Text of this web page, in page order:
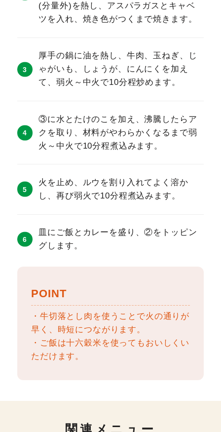
(分量外)を熱し、アスパラガスとキャベ
ツを入れ、焼き色がつくまで焼きます。
厚手の鍋に油を熱し、牛肉、玉ねぎ、じ
ゃがいも、しょうが、にんにくを加え
て、弱火～中火で10分程炒めます。
③に水とたけのこを加え、沸騰したらア
クを取り、材料がやわらかくなるまで弱
火～中火で10分程煮込みます。
火を止め、ルウを割り入れてよく溶か
し、再び弱火で10分程煮込みます。
皿にご飯とカレーを盛り、②をトッピン
グします。
POINT
・牛切落とし肉を使うことで火の通りが
早く、時短につながります。
・ご飯は十六穀米を使ってもおいしくい
ただけます。
関連メニュー